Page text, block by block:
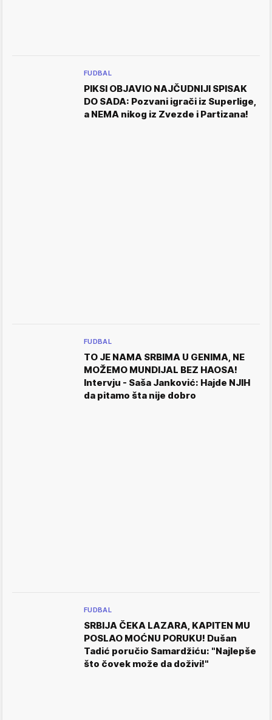
FUDBAL
PIKSI OBJAVIO NAJČUDNIJI SPISAK
DO SADA: Pozvani igrači iz Superlige,
a NEMA nikog iz Zvezde i Partizana!
FUDBAL
TO JE NAMA SRBIMA U GENIMA, NE
MOŽEMO MUNDIJAL BEZ HAOSA!
Intervju - Saša Janković: Hajde NJIH
da pitamo šta nije dobro
FUDBAL
SRBIJA ČEKA LAZARA, KAPITEN MU
POSLAO MOĆNU PORUKU! Dušan
Tadić poručio Samardžiću: "Najlepše
što čovek može da doživi!"